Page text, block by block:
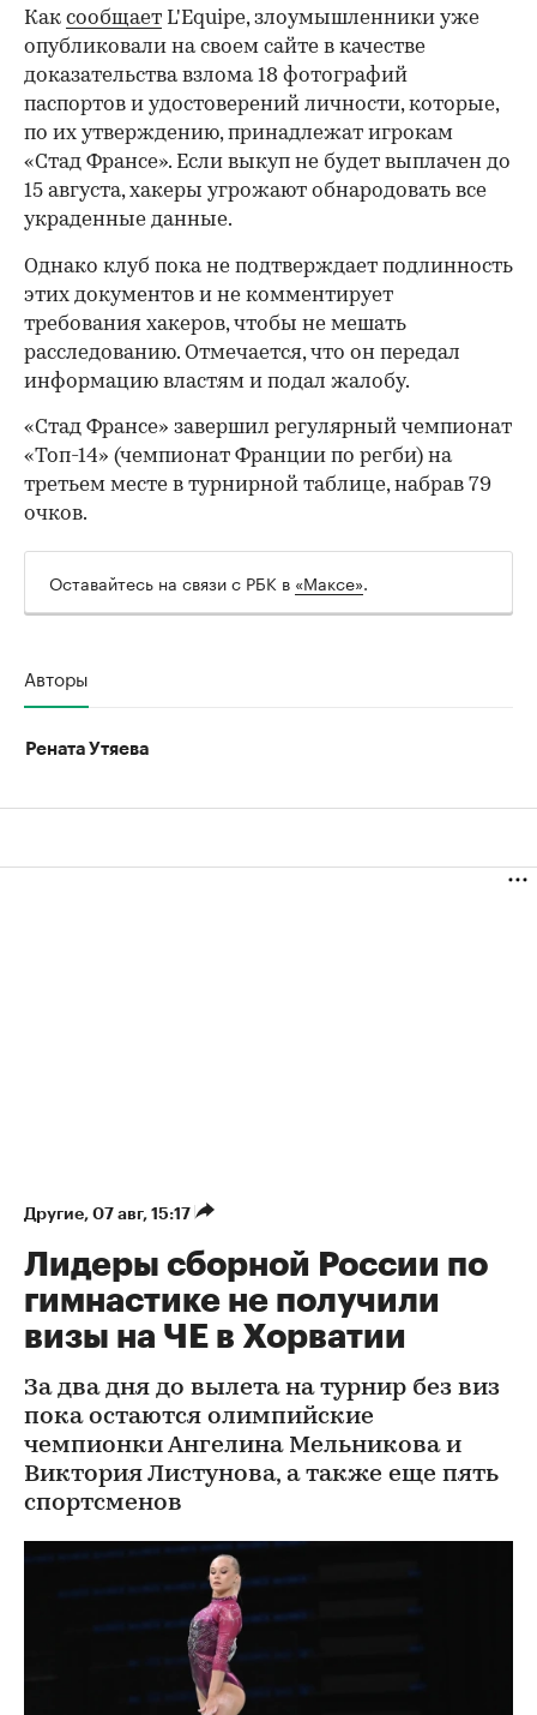
Как сообщает L'Equipe, злоумышленники уже
опубликовали на своем сайте в качестве
доказательства взлома 18 фотографий
паспортов и удостоверений личности, которые,
по их утверждению, принадлежат игрокам
«Стад Франсе». Если выкуп не будет выплачен до
15 августа, хакеры угрожают обнародовать все
украденные данные.
/ 00:00
Однако клуб пока не подтверждает подлинность
этих документов и не комментирует
требования хакеров, чтобы не мешать
расследованию. Отмечается, что он передал
информацию властям и подал жалобу.
«Стад Франсе» завершил регулярный чемпионат
«Топ-14» (чемпионат Франции по регби) на
третьем месте в турнирной таблице, набрав 79
очков.
Оставайтесь на связи с РБК в «Максе».
Авторы
Рената Утяева
Другие⁠, 07 авг, 15:17
Лидеры сборной России по
гимнастике не получили
визы на ЧЕ в Хорватии
За два дня до вылета на турнир без виз
пока остаются олимпийские
чемпионки Ангелина Мельникова и
Виктория Листунова, а также еще пять
спортсменов